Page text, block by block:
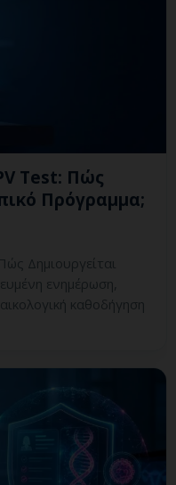
Test: Πώς
Πρόγραμμα;
Δημιουργείται
ενημέρωση,
καθοδήγηση